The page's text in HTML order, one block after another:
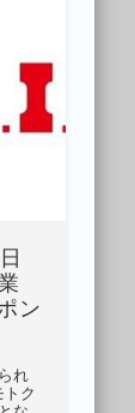
ン
れ
ク